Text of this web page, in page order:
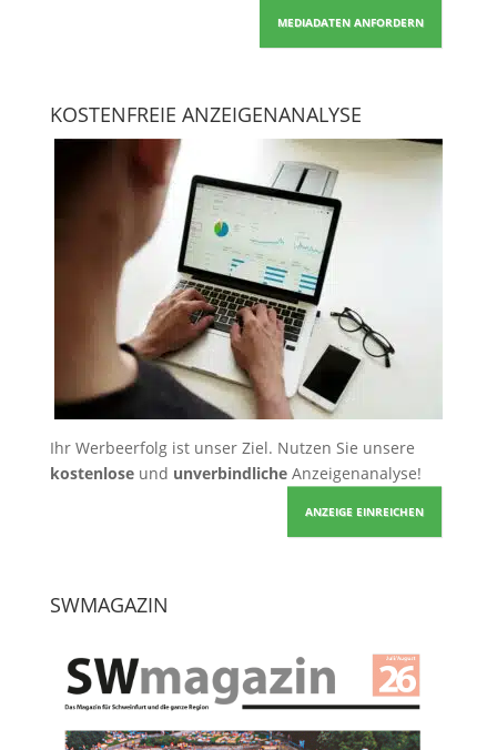
MEDIADATEN ANFORDERN
KOSTENFREIE ANZEIGENANALYSE
Ihr Werbeerfolg ist unser Ziel. Nutzen Sie unsere
kostenloseund unverbindlicheAnzeigenanalyse!
ANZEIGE EINREICHEN
SWMAGAZIN